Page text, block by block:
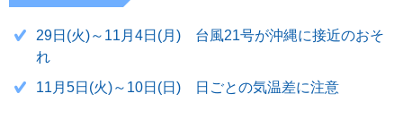
29日(火)～11月4日(月) 台風21号が沖縄に接近のおそ
れ
11月5日(火)～10日(日) 日ごとの気温差に注意